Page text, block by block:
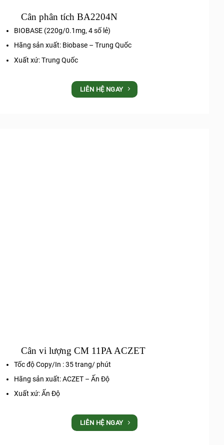
Cân phân tích BA2204N
BIOBASE (220g/0.1mg, 4 số lẻ)
Hãng sản xuất: Biobase – Trung Quốc
Xuất xứ: Trung Quốc
LIÊN HỆ NGAY
Cân vi lượng CM 11PA ACZET
Tốc độ Copy/In : 35 trang/ phút
Hãng sản xuất: ACZET – Ấn Độ
Xuất xứ: Ấn Độ
LIÊN HỆ NGAY